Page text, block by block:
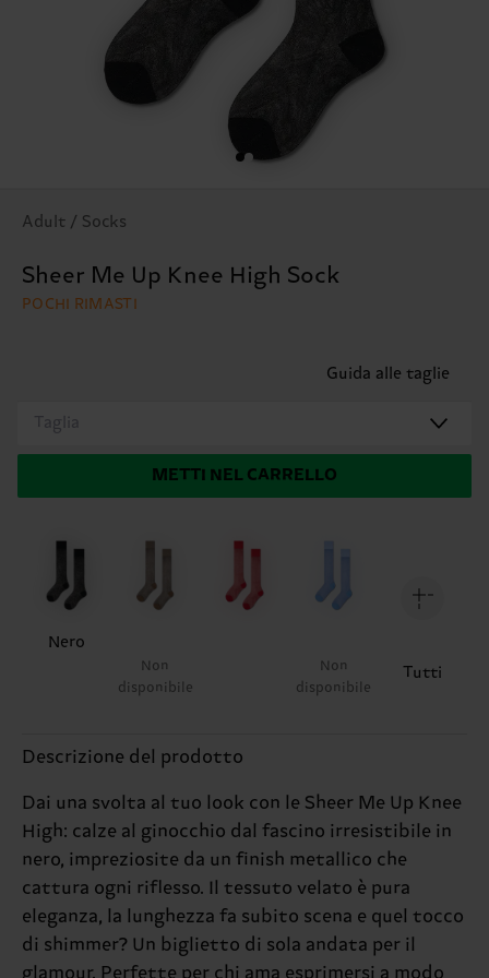
Adult / Socks
Sheer Me Up Knee High Sock
POCHI RIMASTI
Guida alle taglie
Taglia
METTI NEL CARRELLO
Nero
Non
disponibile
Non
disponibile
Tutti
Descrizione del prodotto
Dai una svolta al tuo look con le Sheer Me Up Knee
High: calze al ginocchio dal fascino irresistibile in
nero, impreziosite da un finish metallico che
cattura ogni riflesso. Il tessuto velato è pura
eleganza, la lunghezza fa subito scena e quel tocco
di shimmer? Un biglietto di sola andata per il
glamour. Perfette per chi ama esprimersi a modo